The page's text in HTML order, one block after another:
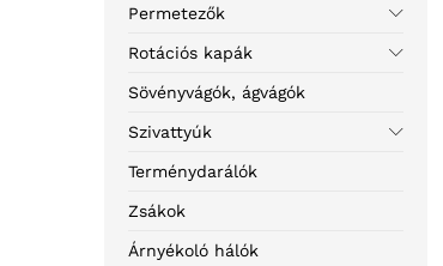
Permetezők
Rotációs kapák
Sövényvágók, ágvágók
Szivattyúk
Terménydarálók
Zsákok
Árnyékoló hálók